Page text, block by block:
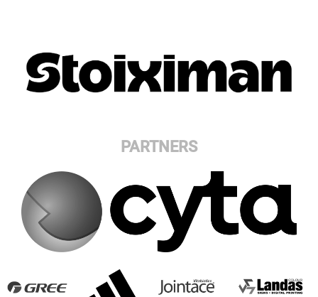
PARTNERS